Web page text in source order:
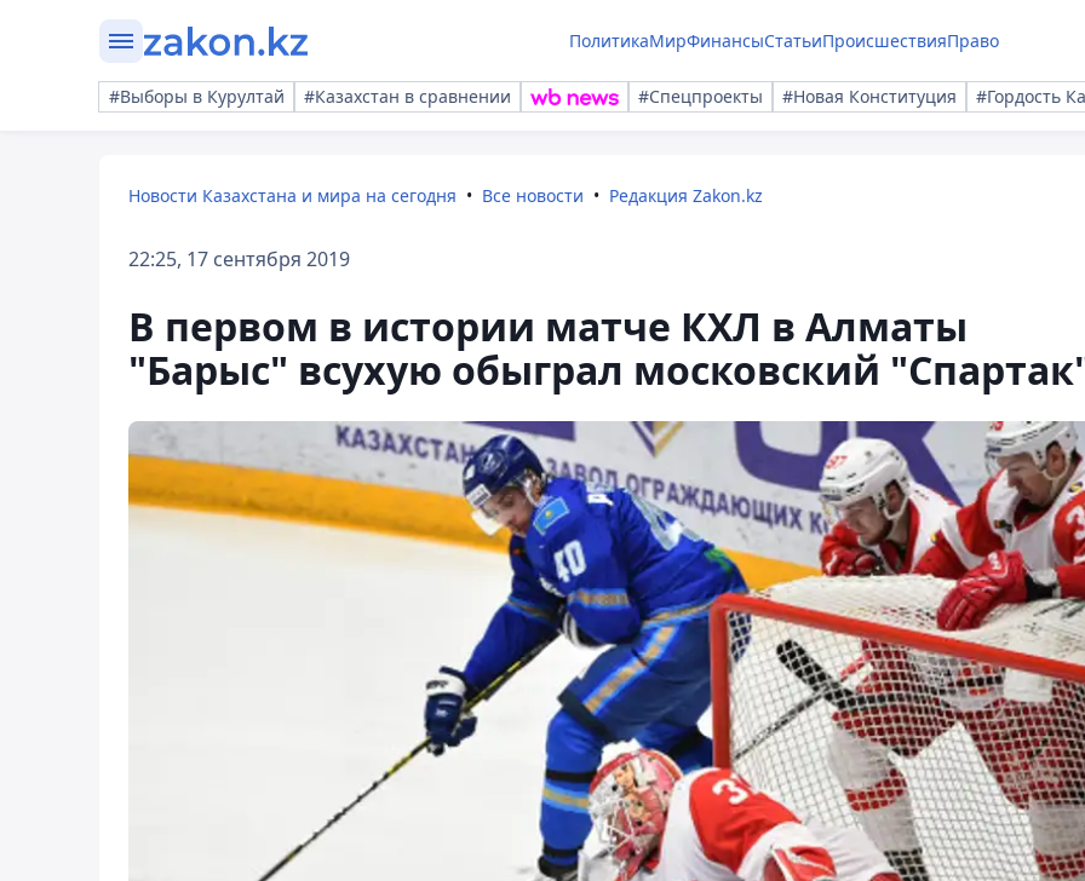
ПолитикаМирФинансыСтатьиПроисшествияПраво
#Выборы в Курултай #Казахстан в сравнении #Спецпроекты #Новая Конституция #Гордость
Новости Казахстана и мира на сегодня Все новости Редакция Zakon.kz
22:25, 17 сентября 2019
В первом в истории матче КХЛ в Алматы
"Барыс" всухую обыграл московский